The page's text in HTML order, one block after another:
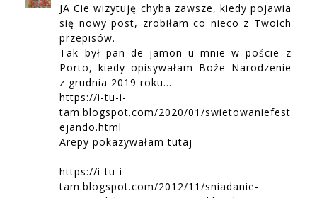
JA Cie wizytuję chyba zawsze, kiedy pojawia
się nowy post, zrobiłam co nieco z Twoich
przepisów.
Tak był pan de jamon u mnie w poście z
Porto, kiedy opisywałam Boże Narodzenie
z grudnia 2019 roku...
https://i-tu-i-
tam.blogspot.com/2020/01/swietowaniefest
ejando.html
Arepy pokazywałam tutaj
https://i-tu-i-
tam.blogspot.com/2012/11/sniadanie-